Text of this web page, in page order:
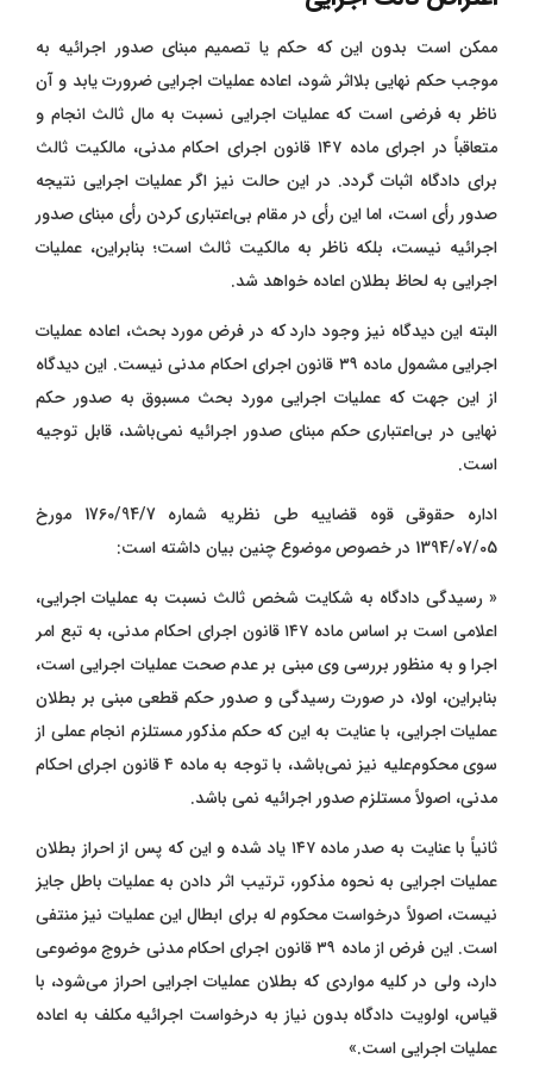
ممکن است بدون این که حکم یا تصمیم مبنای صدور اجرائیه به
موجب حکم نهایی بلااثر شود، اعاده عملیات اجرایی ضرورت یابد و آن
ناظر به فرضی است که عملیات اجرایی نسبت به مال ثالث انجام و
متعاقباً در اجرای ماده ۱۴۷ قانون اجرای احکام مدنی، مالکیت ثالث
برای دادگاه اثبات گردد. در این حالت نیز اگر عملیات اجرایی نتیجه
صدور رأی است، اما این رأی در مقام بی‌اعتباری کردن رأی مبنای صدور
اجرائیه نیست، بلکه ناظر به مالکیت ثالث است؛ بنابراین، عملیات
اجرایی به لحاظ بطلان اعاده خواهد شد.
البته این دیدگاه نیز وجود دارد که در فرض مورد بحث، اعاده عملیات
اجرایی مشمول ماده ۳۹ قانون اجرای احکام مدنی نیست. این دیدگاه
از این جهت که عملیات اجرایی مورد بحث مسبوق به صدور حکم
نهایی در بی‌اعتباری حکم مبنای صدور اجرائیه نمی‌باشد، قابل توجیه
است.
اداره حقوقی قوه قضاییه طی نظریه شماره 1760/94/7 مورخ
1394/07/05 در خصوص موضوع چنین بیان داشته است:
« رسیدگی دادگاه به شکایت شخص ثالث نسبت به عملیات اجرایی،
اعلامی است بر اساس ماده ۱۴۷ قانون اجرای احکام مدنی، به تبع امر
اجرا و به منظور بررسی وی مبنی بر عدم صحت عملیات اجرایی است،
بنابراین، اولا، در صورت رسیدگی و صدور حکم قطعی مبنی بر بطلان
عملیات اجرایی، با عنایت به این که حکم مذکور مستلزم انجام عملی از
سوی محکوم‌علیه نیز نمی‌باشد، با توجه به ماده ۴ قانون اجرای احکام
مدنی، اصولاً مستلزم صدور اجرائیه نمی‌ باشد.
ثانیاً با عنایت به صدر ماده ۱۴۷ یاد شده و این که پس از احراز بطلان
عملیات اجرایی به نحوه مذکور، ترتیب اثر دادن به عملیات باطل جایز
نیست، اصولاً درخواست محکوم له برای ابطال این عملیات نیز منتفی
است. این فرض از ماده ۳۹ قانون اجرای احکام مدنی خروج موضوعی
دارد، ولی در کلیه مواردی که بطلان عملیات اجرایی احراز می‌شود، با
قیاس، اولویت دادگاه بدون نیاز به درخواست اجرائیه مکلف به اعاده
عملیات اجرایی است.»